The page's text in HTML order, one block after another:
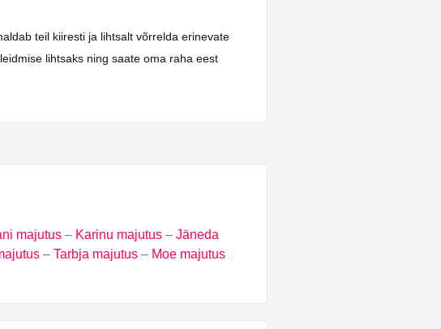
teil kiiresti ja lihtsalt võrrelda erinevate
lihtsaks ning saate oma raha eest
majutus – Karinu majutus – Jäneda
– Tarbja majutus – Moe majutus